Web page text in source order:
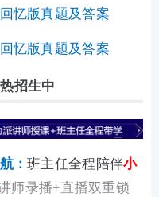
忆版真题及答案
忆版真题及答案
招生中
：班主任全程陪伴小
师录播+直播双重锁